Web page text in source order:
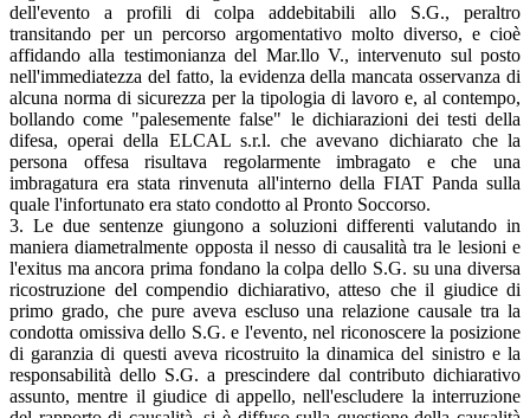
dell'evento a profili di colpa addebitabili allo S.G., peraltro
transitando per un percorso argomentativo molto diverso, e cioè
affidando alla testimonianza del Mar.llo V., intervenuto sul posto
nell'immediatezza del fatto, la evidenza della mancata osservanza di
alcuna norma di sicurezza per la tipologia di lavoro e, al contempo,
bollando come "palesemente false" le dichiarazioni dei testi della
difesa, operai della ELCAL s.r.l. che avevano dichiarato che la
persona offesa risultava regolarmente imbragato e che una
imbragatura era stata rinvenuta all'interno della FIAT Panda sulla
quale l'infortunato era stato condotto al Pronto Soccorso.
3. Le due sentenze giungono a soluzioni differenti valutando in
maniera diametralmente opposta il nesso di causalità tra le lesioni e
l'exitus ma ancora prima fondano la colpa dello S.G. su una diversa
ricostruzione del compendio dichiarativo, atteso che il giudice di
primo grado, che pure aveva escluso una relazione causale tra la
condotta omissiva dello S.G. e l'evento, nel riconoscere la posizione
di garanzia di questi aveva ricostruito la dinamica del sinistro e la
responsabilità dello S.G. a prescindere dal contributo dichiarativo
assunto, mentre il giudice di appello, nell'escludere la interruzione